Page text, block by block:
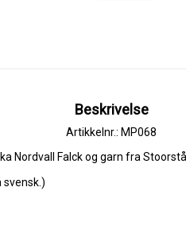
Beskrivelse
Artikkelnr.: MP068
Nordvall Falck og garn fra
svensk.)